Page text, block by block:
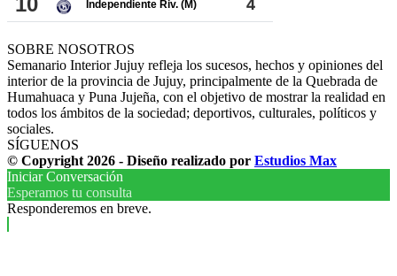
SOBRE NOSOTROS
Semanario Interior Jujuy refleja los sucesos, hechos y opiniones del
interior de la provincia de Jujuy, principalmente de la Quebrada de
Humahuaca y Puna Jujeña, con el objetivo de mostrar la realidad en
todos los ámbitos de la sociedad; deportivos, culturales, políticos y
sociales.
SÍGUENOS
© Copyright 2026 - Diseño realizado por Estudios Max
Iniciar Conversación
Esperamos tu consulta
Responderemos en breve.